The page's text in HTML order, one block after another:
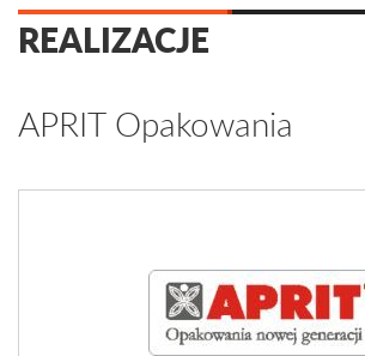
REALIZACJE
APRIT Opakowania